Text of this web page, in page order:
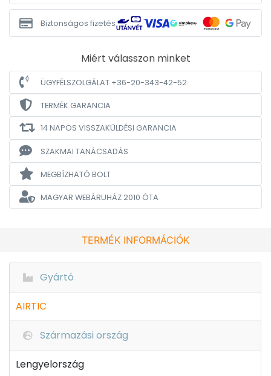
Biztonságos fizetés
Miért válasszon minket
ÜGYFÉLSZOLGÁLAT +36-20-343-42-52
TERMÉK GARANCIA
14 NAPOS VISSZAKÜLDÉSI GARANCIA
SZAKMAI TANÁCSADÁS
MEGBÍZHATÓ BOLT
MAGYAR WEBÁRUHÁZ2010 ÓTA
TERMÉK INFORMÁCIÓK
Gyártó
AIRTIC
Származási ország
Lengyelország